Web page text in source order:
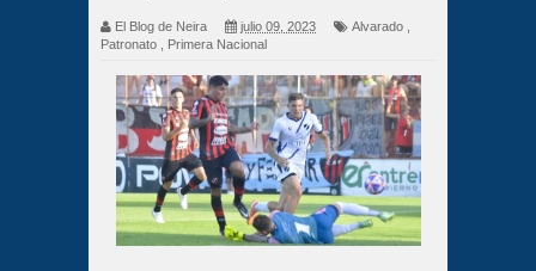
El Blog de Neira julio 09, 2023 Alvarado
Patronato
Primera Nacional